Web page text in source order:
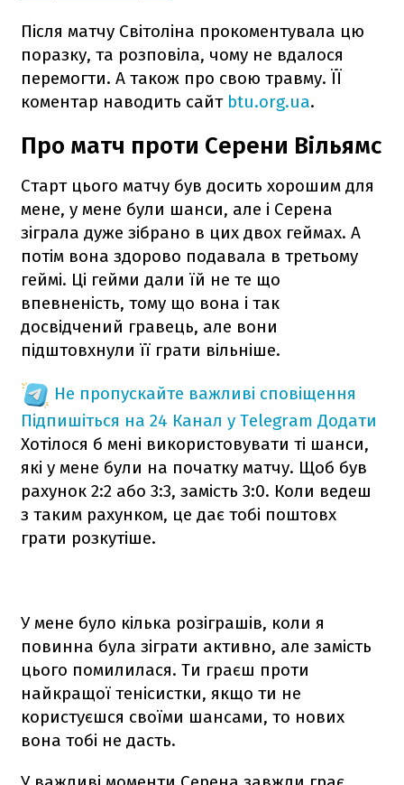
Після матчу Світоліна прокоментувала цю
поразку, та розповіла, чому не вдалося
перемогти. А також про свою травму. ЇЇ
коментар наводить сайт btu.org.ua.
Про матч проти Серени Вільямс
Старт цього матчу був досить хорошим для
мене, у мене були шанси, але і Серена
зіграла дуже зібрано в цих двох геймах. А
потім вона здорово подавала в третьому
геймі. Ці гейми дали їй не те що
впевненість, тому що вона і так
досвідчений гравець, але вони
підштовхнули її грати вільніше.
Не пропускайте важливі сповіщення
Підпишіться на 24 Канал у Telegram Додати
Хотілося б мені використовувати ті шанси,
які у мене були на початку матчу. Щоб був
рахунок 2:2 або 3:3, замість 3:0. Коли ведеш
з таким рахунком, це дає тобі поштовх
грати розкутіше.
У мене було кілька розіграшів, коли я
повинна була зіграти активно, але замість
цього помилилася. Ти граєш проти
найкращої тенісистки, якщо ти не
користуєшся своїми шансами, то нових
вона тобі не дасть.